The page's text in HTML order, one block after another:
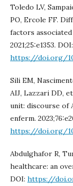
Toledo LV,
PO, Ercole FF.
factors
2021;25:e1353. DOI:
https://doi.org/
Sili EM,
AIJ, Lazzari DD,
unit: discourse of
enferm.
https://doi.org/
Abdulghafor R,
healthcare: an
DOI: https://